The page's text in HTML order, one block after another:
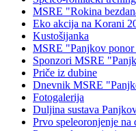
MSRE "Rokina
Eko akcija na Korani
Kustošijanka
MSRE "Panjkov ponor
Sponzori MSRE
Priče iz dubine
Dnevnik MSRE
Fotogalerija
Duljina sustava
Prvo speleoronjenje